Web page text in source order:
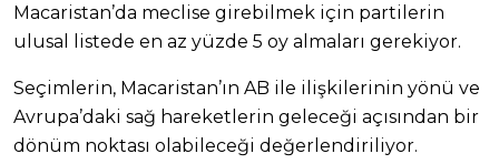
Macaristan’da meclise girebilmek için partilerin
ulusal listede en az yüzde 5 oy almaları gerekiyor.
Seçimlerin, Macaristan’ın AB ile ilişkilerinin yönü ve
Avrupa’daki sağ hareketlerin geleceği açısından bir
dönüm noktası olabileceği değerlendiriliyor.